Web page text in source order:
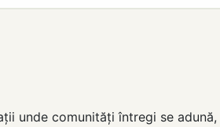
unde comunități întregi se